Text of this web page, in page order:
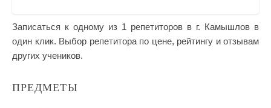
Записаться к одному из 1 репетиторов в г. Камышлов в
один клик. Выбор репетитора по цене, рейтингу и отзывам
других учеников.
ПРЕДМЕТЫ